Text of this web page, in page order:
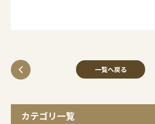
一覧へ戻る
カテゴリ一覧